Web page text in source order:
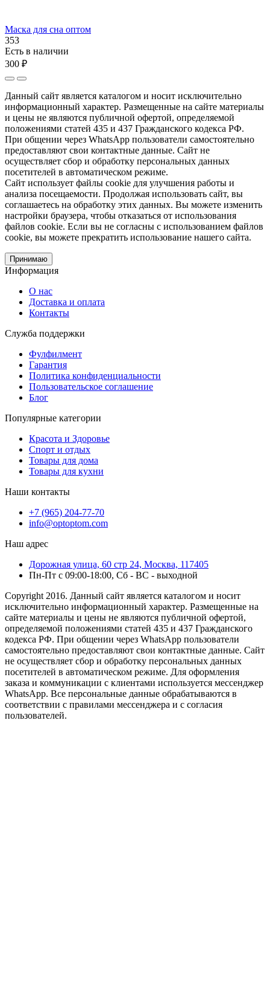
Маска для сна оптом
353
Есть в наличии
300 ₽
Данный сайт является каталогом и носит исключительно
информационный характер. Размещенные на сайте материалы
и цены не являются публичной офертой, определяемой
положениями статей 435 и 437 Гражданского кодекса РФ.
При общении через WhatsApp пользователи самостоятельно
предоставляют свои контактные данные. Сайт не
осуществляет сбор и обработку персональных данных
посетителей в автоматическом режиме.
Сайт использует файлы cookie для улучшения работы и
анализа посещаемости. Продолжая использовать сайт, вы
соглашаетесь на обработку этих данных. Вы можете изменить
настройки браузера, чтобы отказаться от использования
файлов cookie. Если вы не согласны с использованием файлов
cookie, вы можете прекратить использование нашего сайта.
Принимаю
Информация
О нас
Доставка и оплата
Контакты
Служба поддержки
Фулфилмент
Гарантия
Политика конфиденциальности
Пользовательское соглашение
Блог
Популярные категории
Красота и Здоровье
Спорт и отдых
Товары для дома
Товары для кухни
Наши контакты
+7 (965) 204-77-70
info@optoptom.com
Наш адрес
Дорожная улица, 60 стр 24, Москва, 117405
Пн-Пт с 09:00-18:00, Сб - ВС - выходной
Copyright 2016. Данный сайт является каталогом и носит
исключительно информационный характер. Размещенные на
сайте материалы и цены не являются публичной офертой,
определяемой положениями статей 435 и 437 Гражданского
кодекса РФ. При общении через WhatsApp пользователи
самостоятельно предоставляют свои контактные данные. Сайт
не осуществляет сбор и обработку персональных данных
посетителей в автоматическом режиме. Для оформления
заказа и коммуникации с клиентами используется мессенджер
WhatsApp. Все персональные данные обрабатываются в
соответствии с правилами мессенджера и с согласия
пользователей.